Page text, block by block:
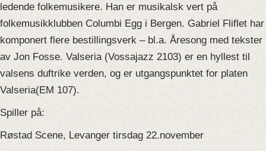
ledende folkemusikere. Han er musikalsk vert på
folkemusikklubben Columbi Egg i Bergen. Gabriel Fliflet har
komponert flere bestillingsverk – bl.a. Åresong med tekster
av Jon Fosse. Valseria (Vossajazz 2103) er en hyllest til
valsens duftrike verden, og er utgangspunktet for platen
Valseria(EM 107).
Spiller på:
Røstad Scene, Levanger tirsdag 22.november